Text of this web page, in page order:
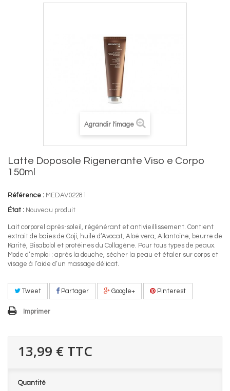
Agrandir l'image
Latte Doposole Rigenerante Viso e Corpo
150ml
Référence : MEDAV02281
État : Nouveau produit
Lait corporel après-soleil, régénérant et antivieillissement. Contient
extrait de baies de Goji, huile d’Avocat, Aloé vera, Allantoïne, beurre de
Karité, Bisabolol et protéines du Collagène. Pour tous types de peaux.
Mode d’emploi : après la douche, sécher la peau et étaler sur corps et
visage à l’aide d’un massage délicat.
Tweet Partager Google+ Pinterest
Imprimer
13,99 € TTC
Quantité